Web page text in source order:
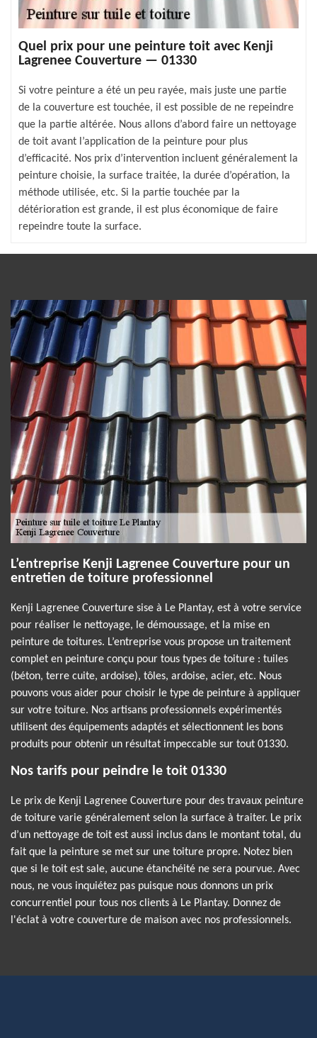
Quel prix pour une peinture toit avec Kenji
Lagrenee Couverture — 01330
Si votre peinture a été un peu rayée, mais juste une partie
de la couverture est touchée, il est possible de ne repeindre
que la partie altérée. Nous allons d’abord faire un nettoyage
de toit avant l’application de la peinture pour plus
d’efficacité. Nos prix d’intervention incluent généralement la
peinture choisie, la surface traitée, la durée d’opération, la
méthode utilisée, etc. Si la partie touchée par la
détérioration est grande, il est plus économique de faire
repeindre toute la surface.
L’entreprise Kenji Lagrenee Couverture pour un
entretien de toiture professionnel
Kenji Lagrenee Couverture sise à Le Plantay, est à votre service
pour réaliser le nettoyage, le démoussage, et la mise en
peinture de toitures. L’entreprise vous propose un traitement
complet en peinture conçu pour tous types de toiture : tuiles
(béton, terre cuite, ardoise), tôles, ardoise, acier, etc. Nous
pouvons vous aider pour choisir le type de peinture à appliquer
sur votre toiture. Nos artisans professionnels expérimentés
utilisent des équipements adaptés et sélectionnent les bons
produits pour obtenir un résultat impeccable sur tout 01330.
Nos tarifs pour peindre le toit 01330
Le prix de Kenji Lagrenee Couverture pour des travaux peinture
de toiture varie généralement selon la surface à traiter. Le prix
d’un nettoyage de toit est aussi inclus dans le montant total, du
fait que la peinture se met sur une toiture propre. Notez bien
que si le toit est sale, aucune étanchéité ne sera pourvue. Avec
nous, ne vous inquiétez pas puisque nous donnons un prix
concurrentiel pour tous nos clients à Le Plantay. Donnez de
l'éclat à votre couverture de maison avec nos professionnels.